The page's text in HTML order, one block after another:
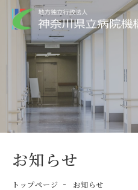
お知らせ
トップページ お知らせ